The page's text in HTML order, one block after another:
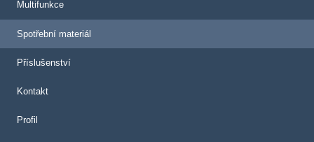
Multifunkce
Spotřební materiál
Příslušenství
Kontakt
Profil